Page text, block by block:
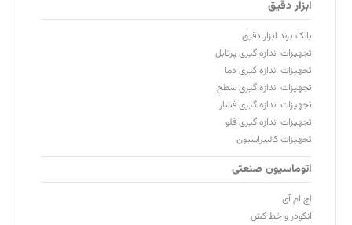
ابزار دقیق
بانک برند ابزار دقیق
تجهیزات اندازه گیری پرتابل
تجهیزات اندازه گیری دما
تجهیزات اندازه گیری سطح
تجهیزات اندازه گیری فشار
تجهیزات اندازه گیری فلو
تجهیزات کالیبراسیون
اتوماسیون صنعتی
اچ ام آی
انکودر و خط کش